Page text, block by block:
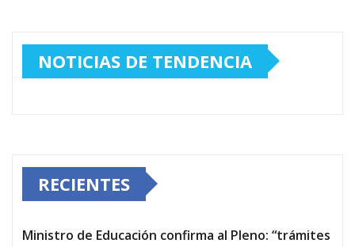
NOTICIAS DE TENDENCIA
RECIENTES
Ministro de Educación confirma al Pleno: “trámites